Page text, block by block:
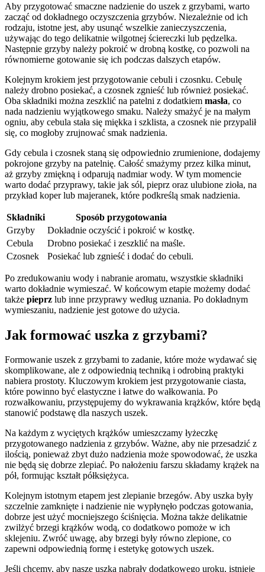
Aby przygotować smaczne nadzienie do uszek z grzybami, warto
zacząć od dokładnego oczyszczenia grzybów. Niezależnie od ich
rodzaju, istotne jest, aby usunąć wszelkie zanieczyszczenia,
używając do tego delikatnie wilgotnej ściereczki lub pędzelka.
Następnie grzyby należy pokroić w drobną kostkę, co pozwoli na
równomierne gotowanie się ich podczas dalszych etapów.
Kolejnym krokiem jest przygotowanie cebuli i czosnku. Cebulę
należy drobno posiekać, a czosnek zgnieść lub również posiekać.
Oba składniki można zeszklić na patelni z dodatkiem masła, co
nada nadzieniu wyjątkowego smaku. Należy smażyć je na małym
ogniu, aby cebula stała się miękka i szklista, a czosnek nie przypalił
się, co mogłoby zrujnować smak nadzienia.
Gdy cebula i czosnek staną się odpowiednio zrumienione, dodajemy
pokrojone grzyby na patelnię. Całość smażymy przez kilka minut,
aż grzyby zmiękną i odparują nadmiar wody. W tym momencie
warto dodać przyprawy, takie jak sól, pieprz oraz ulubione zioła, na
przykład koper lub majeranek, które podkreślą smak nadzienia.
Składniki
Sposób przygotowania
Grzyby
Dokładnie oczyścić i pokroić w kostkę.
Cebula
Drobno posiekać i zeszklić na maśle.
Czosnek
Posiekać lub zgnieść i dodać do cebuli.
Po zredukowaniu wody i nabranie aromatu, wszystkie składniki
warto dokładnie wymieszać. W końcowym etapie możemy dodać
także pieprz lub inne przyprawy według uznania. Po dokładnym
wymieszaniu, nadzienie jest gotowe do użycia.
Jak formować uszka z grzybami?
Formowanie uszek z grzybami to zadanie, które może wydawać się
skomplikowane, ale z odpowiednią techniką i odrobiną praktyki
nabiera prostoty. Kluczowym krokiem jest przygotowanie ciasta,
które powinno być elastyczne i łatwe do wałkowania. Po
rozwałkowaniu, przystępujemy do wykrawania krążków, które będą
stanowić podstawę dla naszych uszek.
Na każdym z wyciętych krążków umieszczamy łyżeczkę
przygotowanego nadzienia z grzybów. Ważne, aby nie przesadzić z
ilością, ponieważ zbyt dużo nadzienia może spowodować, że uszka
nie będą się dobrze zlepiać. Po nałożeniu farszu składamy krążek na
pół, formując kształt półksiężyca.
Kolejnym istotnym etapem jest zlepianie brzegów. Aby uszka były
szczelnie zamknięte i nadzienie nie wypłynęło podczas gotowania,
dobrze jest użyć mocniejszego ściśnięcia. Można także delikatnie
zwilżyć brzegi krążków wodą, co dodatkowo pomoże w ich
sklejeniu. Zwróć uwagę, aby brzegi były równo zlepione, co
zapewni odpowiednią formę i estetykę gotowych uszek.
Jeśli chcemy, aby nasze uszka nabrały dodatkowego uroku, istnieje